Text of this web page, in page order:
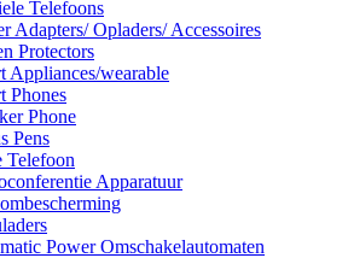
Telefoons
Adapters/ Opladers/ Accessoires
Protectors
Appliances/wearable
Phones
Phone
Pens
Telefoon
Apparatuur
Power Omschakelautomaten